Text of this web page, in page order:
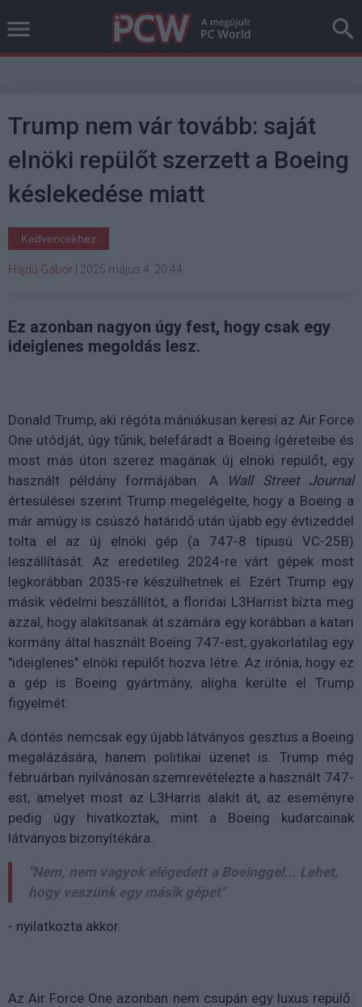
Trump nem vár tovább: saját
elnöki repülőt szerzett a Boeing
késlekedése miatt
Kedvencekhez
Hajdú Gábor 2025 május 4. 20:44
Ez azonban nagyon úgy fest, hogy csak egy
ideiglenes megoldás lesz.
Donald Trump, aki régóta mániákusan keresi az Air Force
One utódját, úgy tűnik, belefáradt a Boeing ígéreteibe és
most más úton szerez magának új elnöki repülőt, egy
használt példány formájában. A
Wall Street Journal
értesülései szerint Trump megelégelte, hogy a Boeing a
már amúgy is csúszó határidő után újabb egy évtizeddel
tolta el az új elnöki gép (a 747-8 típusú VC-25B)
leszállítását. Az eredetileg 2024-re várt gépek most
legkorábban 2035-re készülhetnek el. Ezért Trump egy
másik védelmi beszállítót, a floridai L3Harrist bízta meg
azzal, hogy alakítsanak át számára egy korábban a katari
kormány által használt Boeing 747-est, gyakorlatilag egy
"ideiglenes" elnöki repülőt hozva létre. Az irónia, hogy ez
a gép is Boeing gyártmány, aligha kerülte el Trump
figyelmét.
A döntés nemcsak egy újabb látványos gesztus a Boeing
megalázására, hanem politikai üzenet is. Trump még
februárban nyilvánosan szemrevételezte a használt 747-
est, amelyet most az L3Harris alakít át, az eseményre
pedig úgy hivatkoztak, mint a Boeing kudarcainak
látványos bizonyítékára.
"Nem, nem vagyok elégedett a Boeinggel... Lehet,
hogy veszünk egy másik gépet"
- nyilatkozta akkor.
Az Air Force One azonban nem csupán egy luxus repülő: